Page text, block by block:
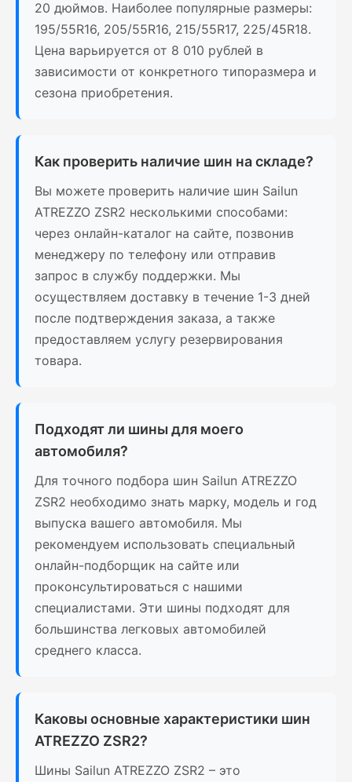
20 дюймов. Наиболее популярные размеры:
195/55R16, 205/55R16, 215/55R17, 225/45R18.
Цена варьируется от 8 010 рублей в
зависимости от конкретного типоразмера и
сезона приобретения.
Как проверить наличие шин на складе?
Вы можете проверить наличие шин Sailun
ATREZZO ZSR2 несколькими способами:
через онлайн-каталог на сайте, позвонив
менеджеру по телефону или отправив
запрос в службу поддержки. Мы
осуществляем доставку в течение 1-3 дней
после подтверждения заказа, а также
предоставляем услугу резервирования
товара.
Подходят ли шины для моего
автомобиля?
Для точного подбора шин Sailun ATREZZO
ZSR2 необходимо знать марку, модель и год
выпуска вашего автомобиля. Мы
рекомендуем использовать специальный
онлайн-подборщик на сайте или
проконсультироваться с нашими
специалистами. Эти шины подходят для
большинства легковых автомобилей
среднего класса.
Каковы основные характеристики шин
ATREZZO ZSR2?
Шины Sailun ATREZZO ZSR2 – это